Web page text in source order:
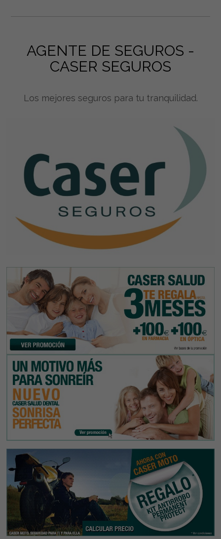
AGENTE DE SEGUROS -
CASER SEGUROS
Los mejores seguros para tu tranquilidad.